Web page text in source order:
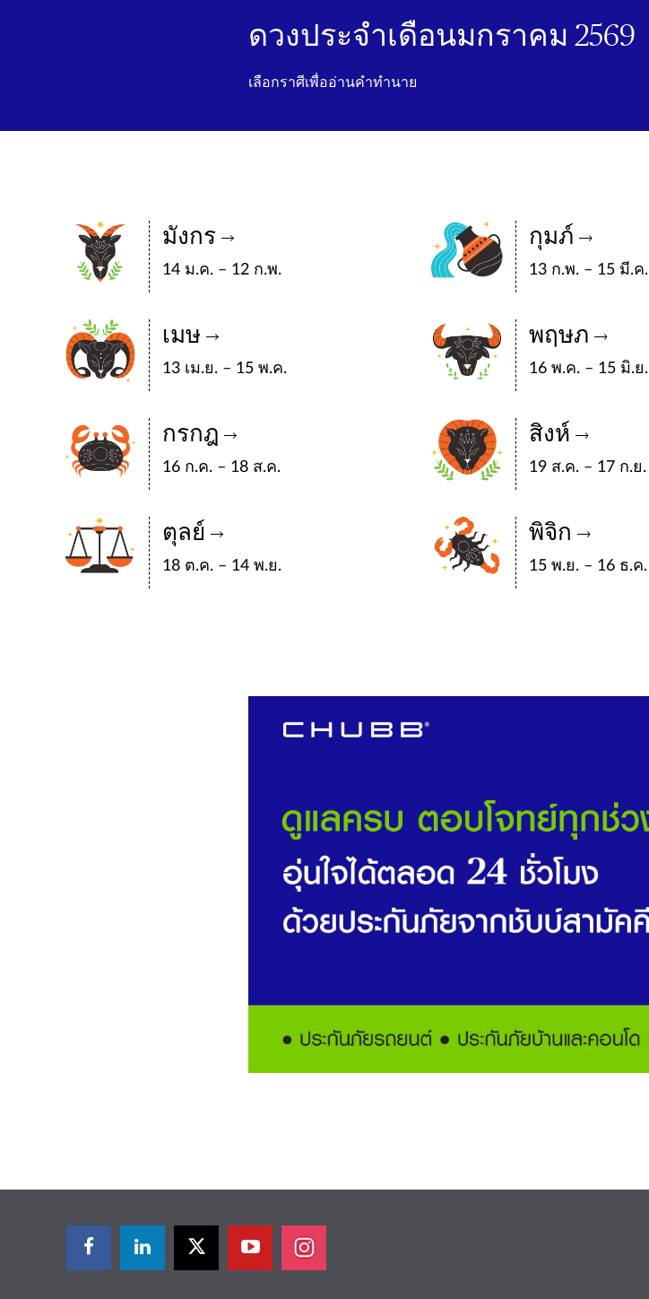
ดวงประจำเดือนมกราคม 2569
เลือกราศีเพื่ออ่านคำทำนาย
มังกร
14 ม.ค. – 12 ก.พ.
กุมภ์
13 ก.พ. – 15 มี.ค.
เมษ
13 เม.ย. – 15 พ.ค.
พฤษภ
16 พ.ค. – 15 มิ.ย.
กรกฎ
16 ก.ค. – 18 ส.ค.
สิงห์
19 ส.ค. – 17 ก.ย.
ตุลย์
18 ต.ค. – 14 พ.ย.
พิจิก
15 พ.ย. – 16 ธ.ค.